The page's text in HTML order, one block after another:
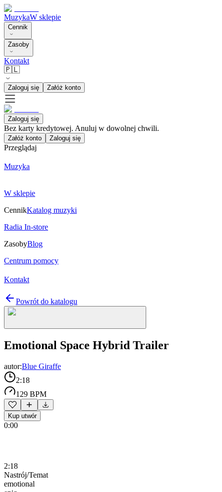
MuzykaW sklepie
Cennik
Zasoby
Kontakt
🇵🇱
Zaloguj się Załóż konto
Zaloguj się
Bez karty kredytowej. Anuluj w dowolnej chwili.
Załóż konto Zaloguj się
Przeglądaj
Muzyka
W sklepie
CennikKatalog muzyki
Radia In-store
ZasobyBlog
Centrum pomocy
Kontakt
Powrót do katalogu
Emotional Space Hybrid Trailer
autor:Blue Giraffe
2:18
129 BPM
Kup utwór
0:00
2:18
Nastrój/Temat
emotional